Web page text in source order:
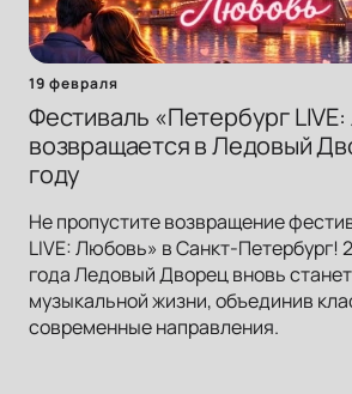
19 февраля
Фестиваль «Петербург
возвращается в Ледовый
году
Не пропустите возвращение
LIVE: Любовь» в Санкт-Петербург!
года Ледовый Дворец вновь
музыкальной жизни, объединив
современные направления.